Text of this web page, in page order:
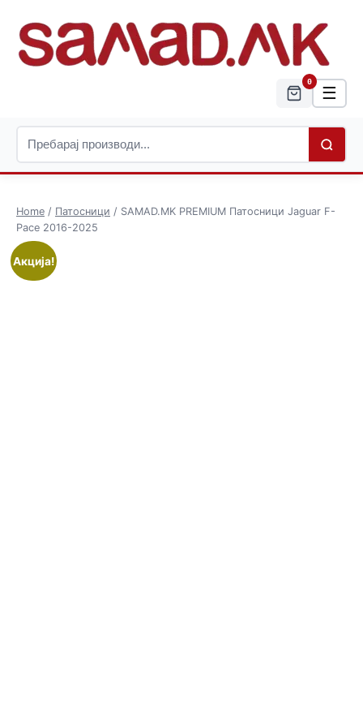
0
☰
Home / Патосници / SAMAD.MK PREMIUM Патосници Jaguar F-
Pace 2016-2025
Акција!